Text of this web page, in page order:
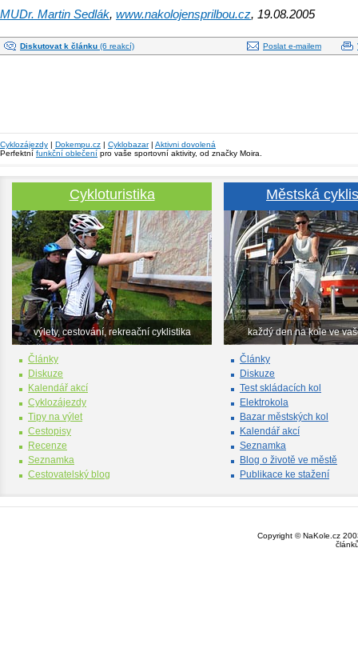
MUDr. Martin Sedlák, www.nakolojensprilbou.cz, 19.08.2005
Diskutovat k článku (6 reakcí) Poslat e-mailem
Cyklozájezdy | Dokempu.cz | Cyklobazar| Aktivni dovolená
Perfektní funkční oblečení pro vaše sportovní aktivity, od značky Moira.
Cykloturistika
výlety, cestování, rekreační cyklistika
Články
Diskuze
Kalendář akcí
Cyklozájezdy
Tipy na výlet
Cestopisy
Recenze
Seznamka
Cestovatelský blog
Městská
každý den na kole ve
Články
Diskuze
Test skládacích kol
Elektrokola
Bazar městských kol
Kalendář akcí
Seznamka
Blog o životě ve městě
Publikace ke stažení
Copyright © NaKole.cz